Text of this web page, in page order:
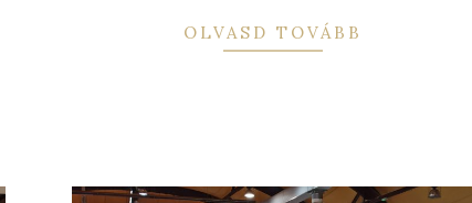
OLVASD TOVÁBB